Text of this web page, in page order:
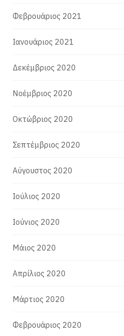
Φεβρουάριος 2021
Ιανουάριος 2021
Δεκέμβριος 2020
Νοέμβριος 2020
Οκτώβριος 2020
Σεπτέμβριος 2020
Αύγουστος 2020
Ιούλιος 2020
Ιούνιος 2020
Μάιος 2020
Απρίλιος 2020
Μάρτιος 2020
Φεβρουάριος 2020